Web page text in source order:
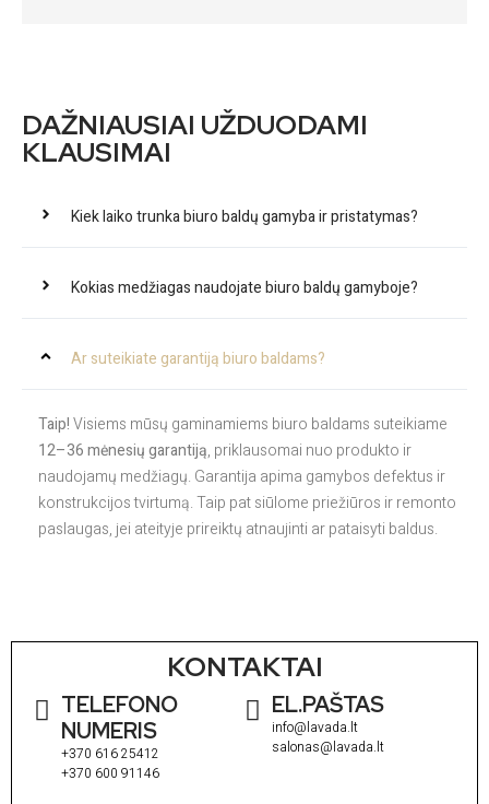
DAŽNIAUSIAI UŽDUODAMI
KLAUSIMAI
Kiek laiko trunka biuro baldų gamyba ir pristatymas?
Kokias medžiagas naudojate biuro baldų gamyboje?
Ar suteikiate garantiją biuro baldams?
Taip!Visiems mūsų gaminamiems biuro baldams suteikiame
12–36 mėnesių garantiją, priklausomai nuo produkto ir
naudojamų medžiagų. Garantija apima gamybos defektus ir
konstrukcijos tvirtumą. Taip pat siūlome priežiūros ir remonto
paslaugas, jei ateityje prireiktų atnaujinti ar pataisyti baldus.
KONTAKTAI
TELEFONO
NUMERIS
+370 616 25412
+370 600 91146
EL.PAŠTAS
info@lavada.lt
salonas@lavada.lt